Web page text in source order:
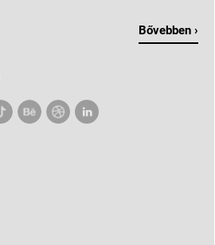
Bővebben ›